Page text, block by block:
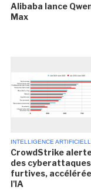
Alibaba lance
Max
INTELLIGENCE
CrowdStrike
des
furtives,
l'IA